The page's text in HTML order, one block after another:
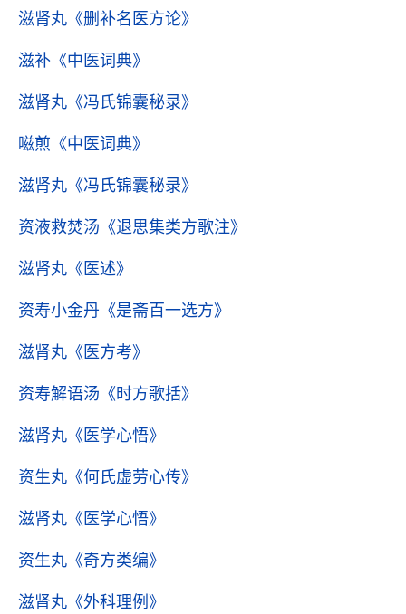
滋肾丸 《删补名医方论》
滋补 《中医词典》
滋肾丸 《冯氏锦囊秘录》
嗞煎 《中医词典》
滋肾丸 《冯氏锦囊秘录》
资液救焚汤 《退思集类方歌注》
滋肾丸 《医述》
资寿小金丹 《是斋百一选方》
滋肾丸 《医方考》
资寿解语汤 《时方歌括》
滋肾丸 《医学心悟》
资生丸 《何氏虚劳心传》
滋肾丸 《医学心悟》
资生丸 《奇方类编》
滋肾丸 《外科理例》